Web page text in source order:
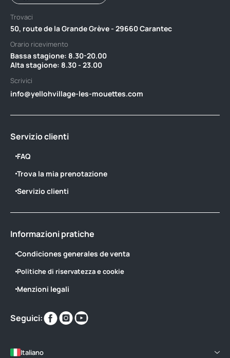
Trovaci
50, route de la Grande Grève - 29660 Carantec
Orario ricevimento
Bassa stagione: 8.30-20.00 ‎ ‎ ‎ ‎ ‎ ‎ ‎ ‎ ‎ ‎ ‎ ‎ ‎ ‎ ‎ ‎ ‎ ‎ ‎ ‎ ‎ ‎ ‎ ‎ ‎ ‎ ‎ ‎ ‎ ‎ ‎ ‎ ‎ ‎ ‎ ‎ ‎ ‎ ‎ ‎ ‎ ‎ ‎ ‎ ‎ ‎ ‎ ‎ ‎ ‎ ‎ ‎ ‎ ‎ ‎ ‎ ‎ ‎‎ ‎ ‎ ‎ ‎ ‎ ‎ ‎ ‎ ‎ ‎ ‎ ‎
Alta stagione: 8.30 - 23.00
Scrivici
info@yellohvillage-les-mouettes.com
Servizio clienti
FAQ
Trova la mia prenotazione
Servizio clienti
Informazioni pratiche
Condiciones generales de venta
Politiche di riservatezza e cookie
Menzioni legali
Seguici:
Trovaci
su
Trovaci
su
Italiano